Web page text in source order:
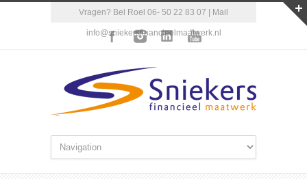
Vragen? Bel Roel 06- 50 22 83 07 | Mail
info@sniekersfinancieelmaatwerk.nl